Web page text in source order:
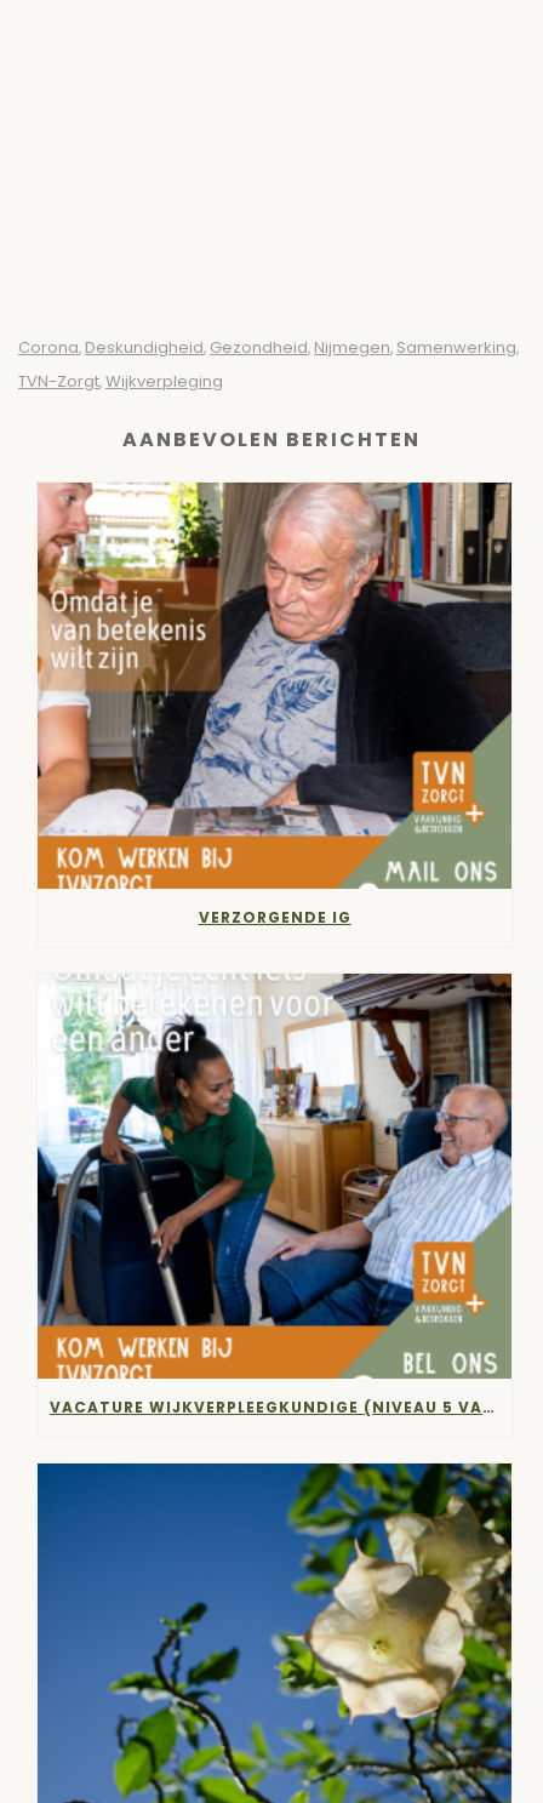
Corona, Deskundigheid, Gezondheid, Nijmegen, Samenwerking,
TVN-Zorgt,Wijkverpleging
AANBEVOLEN BERICHTEN
VERZORGENDE IG
VACATURE WIJKVERPLEEGKUNDIGE (NIVEAU 5 VAN 6)